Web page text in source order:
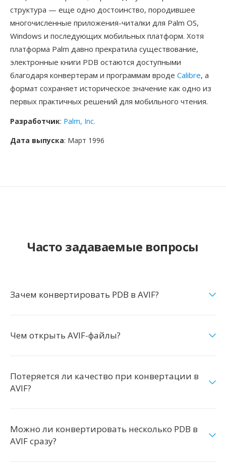
структура — еще одно достоинство, породившее
многочисленные приложения-читалки для Palm OS,
Windows и последующих мобильных платформ. Хотя
платформа Palm давно прекратила существование,
электронные книги PDB остаются доступными
благодаря конвертерам и программам вроде Calibre, а
формат сохраняет историческое значение как одно из
первых практичных решений для мобильного чтения.
Разработчик: Palm, Inc.
Дата выпуска: Март 1996
Часто задаваемые вопросы
Зачем конвертировать PDB в AVIF?
Чем открыть AVIF-файлы?
Потеряется ли качество при конвертации в
AVIF?
Можно ли конвертировать несколько PDB в
AVIF сразу?